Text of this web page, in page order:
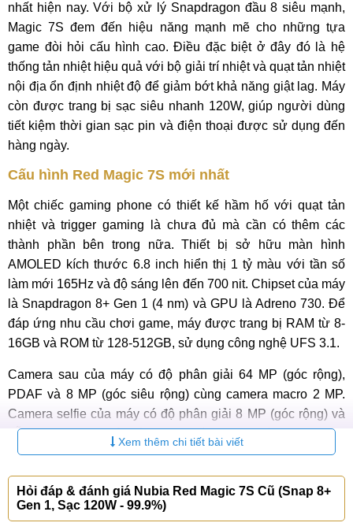
nhất hiện nay. Với bộ xử lý Snapdragon đầu 8 siêu mạnh,
Magic 7S đem đến hiệu năng mạnh mẽ cho những tựa
game đòi hỏi cấu hình cao. Điều đặc biệt ở đây đó là hệ
thống tản nhiệt hiệu quả với bộ giải trí nhiệt và quạt tản nhiệt
nội địa ổn định nhiệt độ để giảm bớt khả năng giật lag. Máy
còn được trang bị sạc siêu nhanh 120W, giúp người dùng
tiết kiệm thời gian sạc pin và điện thoại được sử dụng đến
hàng ngày.
Cấu hình Red Magic 7S mới nhất
Một chiếc gaming phone có thiết kế hầm hố với quạt tản
nhiệt và trigger gaming là chưa đủ mà cần có thêm các
thành phần bên trong nữa. Thiết bị sở hữu màn hình
AMOLED kích thước 6.8 inch hiển thị 1 tỷ màu với tần số
làm mới 165Hz và độ sáng lên đến 700 nit. Chipset của máy
là Snapdragon 8+ Gen 1 (4 nm) và GPU là Adreno 730. Để
đáp ứng nhu cầu chơi game, máy được trang bị RAM từ 8-
16GB và ROM từ 128-512GB, sử dụng công nghệ UFS 3.1.
Camera sau của máy có độ phân giải 64 MP (góc rộng),
PDAF và 8 MP (góc siêu rộng) cùng camera macro 2 MP.
Camera selfie của máy có độ phân giải 8 MP (góc rộng) và
hỗ trợ quay video lên tới 8K, 4K và 1080p. Máy được trang
bị pin Li-Po 4500 mAh, hỗ trợ sạc nhanh lên tới 120W. Máy
chạy trên hệ điều hành Android 12 với giao diện Redmagic
5.5.
Bảng thông số kỹ thuật của Red Magic 7S:
Xem thêm chi tiết bài viết
Hỏi đáp & đánh giá Nubia Red Magic 7S Cũ (Snap 8+
Gen 1, Sạc 120W - 99.9%)